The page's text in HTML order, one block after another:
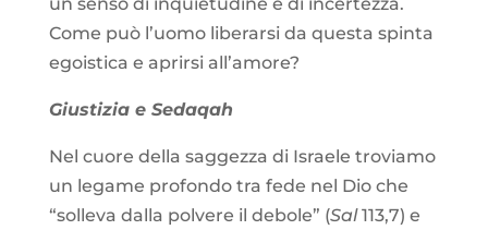
Come può l’uomo liberarsi da questa spinta
egoistica e aprirsi all’amore?
Giustizia e Sedaqah
Nel cuore della saggezza di Israele troviamo
un legame profondo tra fede nel Dio che
“solleva dalla polvere il debole” (Sal113,7) e